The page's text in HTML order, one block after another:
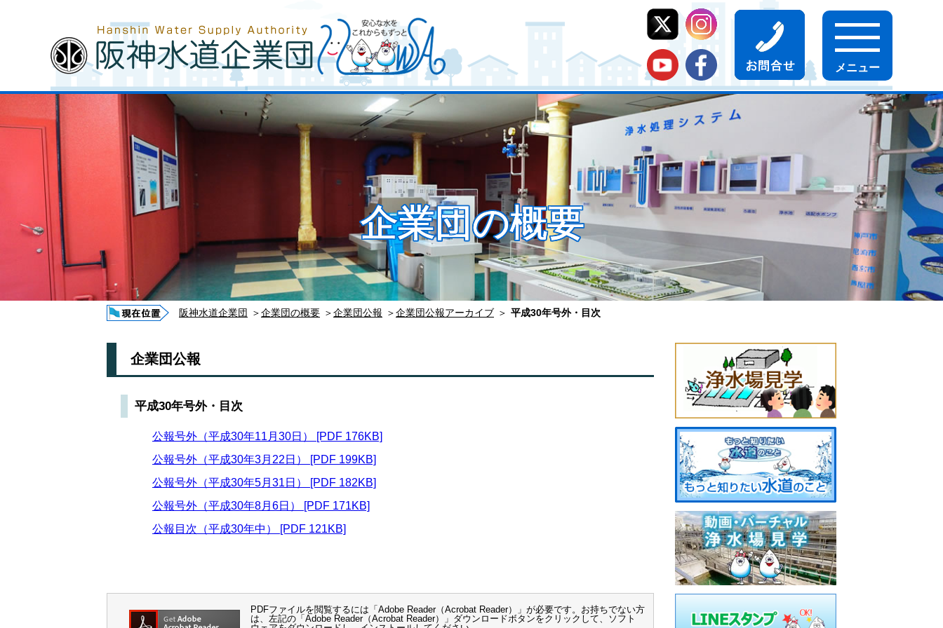
企業団の概要
阪神水道企業団 ＞企業団の概要 ＞企業団公報 ＞企業団公報アーカイブ ＞ 平成30年号外・目次
企業団公報
平成30年号外・目次
公報号外（平成30年11月30日） [PDF 176KB]
公報号外（平成30年3月22日） [PDF 199KB]
公報号外（平成30年5月31日） [PDF 182KB]
公報号外（平成30年8月6日） [PDF 171KB]
公報目次（平成30年中） [PDF 121KB]
PDFファイルを閲覧するには「Adobe Reader（Acrobat Reader）」が必要です。お持ちでない方
は、左記の「Adobe Reader（Acrobat Reader）」ダウンロードボタンをクリックして、ソフト